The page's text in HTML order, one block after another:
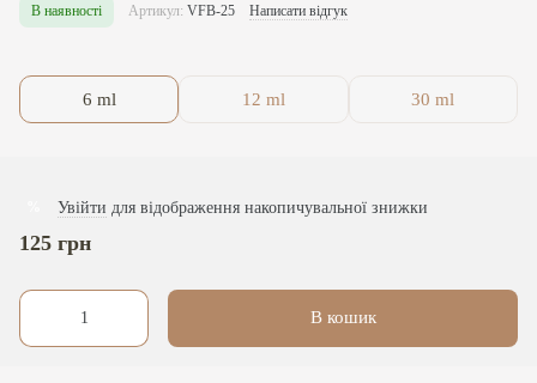
В наявності Артикул: VFB-25 Написати відгук
6 ml 12 ml 30 ml
125 грн
В кошик
Увійти для відображення накопичувальної знижки